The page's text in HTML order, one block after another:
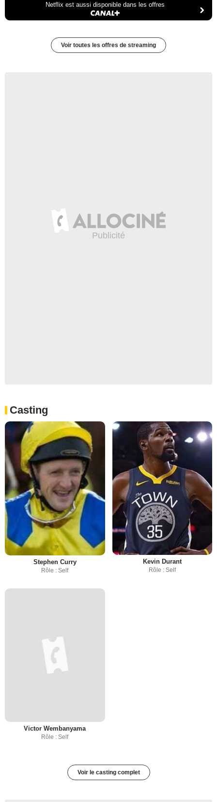
Netflix est aussi disponible dans les offres
Voir toutes les offres de streaming
Casting
Stephen Curry
Rôle : Self
Kevin Durant
Rôle : Self
Victor Wembanyama
Rôle : Self
Voir le casting complet